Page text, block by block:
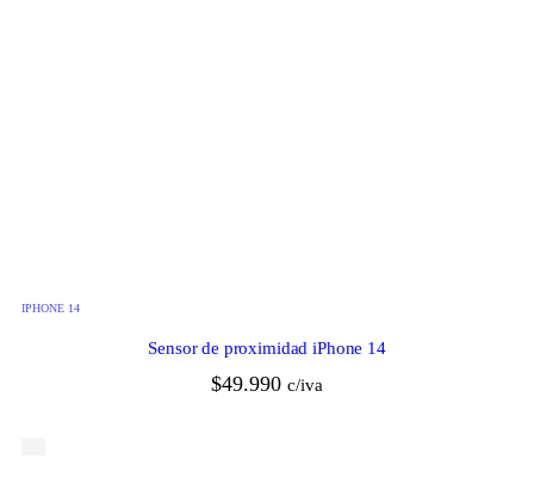
IPHONE 14
Sensor de proximidad iPhone 14
$49.990 c/iva